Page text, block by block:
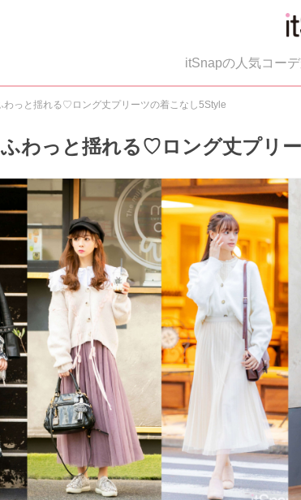
itSnapの人気コー
わっと揺れる♡ロング丈プリーツの着こなし5Style
わっと揺れる♡ロング丈プリ